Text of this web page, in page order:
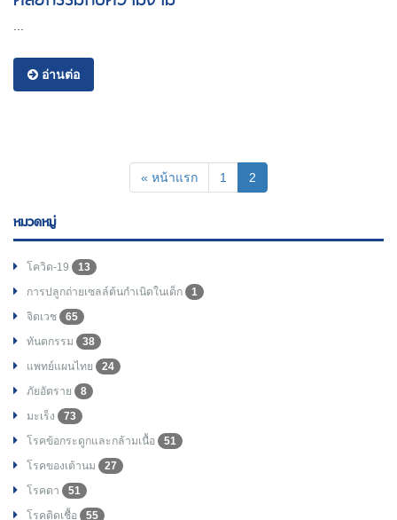
อ่านต่อ
« หน้าแรก 1 2
หมวดหมู่
โควิด-19
13
การปลูกถ่ายเซลล์ต้นกำเนิดในเด็ก
1
จิตเวช
65
ทันตกรรม
38
แพทย์แผนไทย
24
ภัยอัตราย
8
มะเร็ง
73
โรคข้อกระดูกและกล้ามเนื้อ
51
โรคของเต้านม
27
โรคตา
51
โรคติดเชื้อ
55